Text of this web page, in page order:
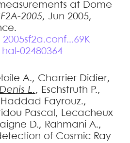
at Dome
2005, Jun 2005,
.
2005sf2a.conf...69K
hal-02480364
A., Charrier Didier,
Denis L., Eschstruth P.,
Haddad Fayrouz.,
Pascal , Lecacheux
D., Rahmani A.,
of Cosmic Ray